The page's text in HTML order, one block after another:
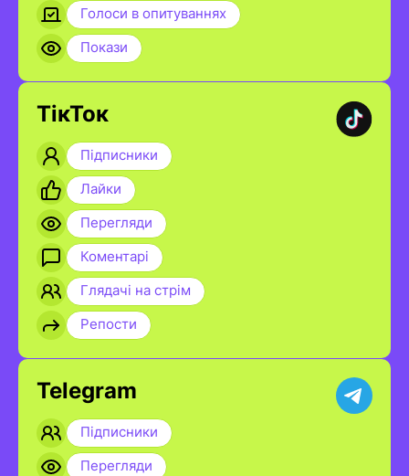
Голоси в опитуваннях
Покази
ТікТок
Підписники
Лайки
Перегляди
Коментарі
Глядачі на стрім
Репости
Telegram
Підписники
Перегляди